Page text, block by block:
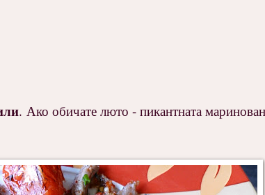
. Ако обичате люто - пикантната